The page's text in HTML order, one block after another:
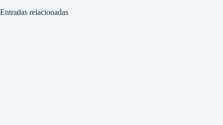
Entradas relacionadas